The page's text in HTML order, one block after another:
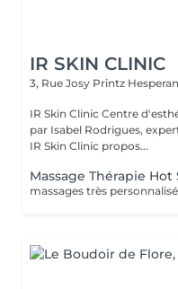
IR SKIN CLINIC
3, Rue Josy Printz
IR Skin Clinic Centre d'esthétique avancée & intégrative Fondé
par Isabel Rodrigues,
IR Skin Clinic propos...
Massage Thérapie